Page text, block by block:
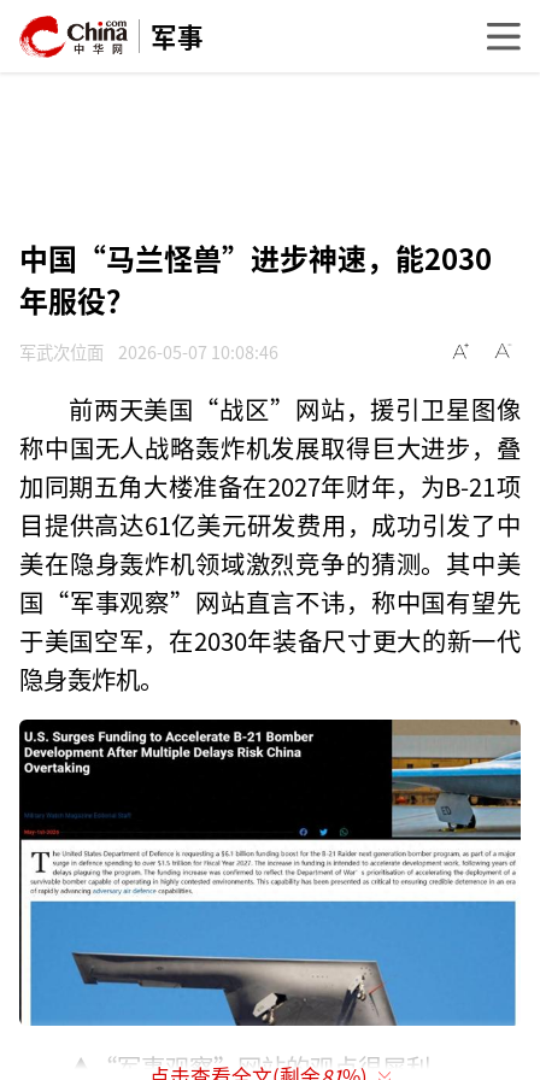
军事
中国“马兰怪兽”进步神速，能2030
年服役？
军武次位面 2026-05-07 10:08:46
前两天美国“战区”网站，援引卫星图像
称中国无人战略轰炸机发展取得巨大进步，叠
加同期五角大楼准备在2027年财年，为B-21项
目提供高达61亿美元研发费用，成功引发了中
美在隐身轰炸机领域激烈竞争的猜测。其中美
国“军事观察”网站直言不讳，称中国有望先
于美国空军，在2030年装备尺寸更大的新一代
隐身轰炸机。
▲“军事观察”网站的观点很犀利